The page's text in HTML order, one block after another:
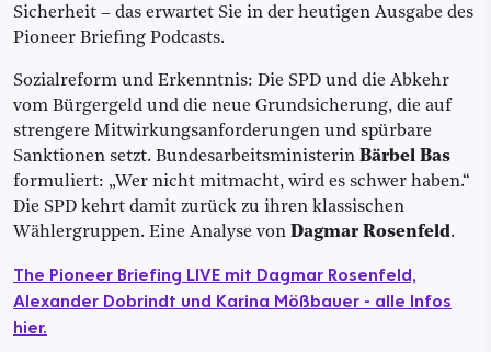
Sicherheit – das erwartet Sie in der heutigen Ausgabe des
Pioneer Briefing Podcasts.
Sozialreform und Erkenntnis: Die SPD und die Abkehr
vom Bürgergeld und die neue Grundsicherung, die auf
strengere Mitwirkungsanforderungen und spürbare
Sanktionen setzt. Bundesarbeitsministerin Bärbel Bas
formuliert: „Wer nicht mitmacht, wird es schwer haben.“
Die SPD kehrt damit zurück zu ihren klassischen
Wählergruppen. Eine Analyse von Dagmar Rosenfeld.
The Pioneer Briefing LIVE mit Dagmar Rosenfeld,
Alexander Dobrindt und Karina Mößbauer - alle Infos
hier.